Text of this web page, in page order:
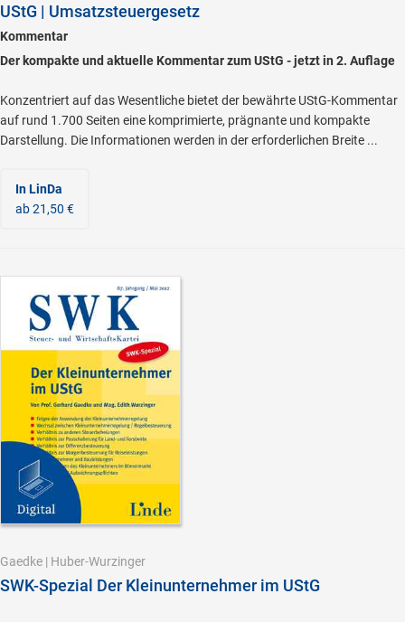
UStG | Umsatzsteuergesetz
Kommentar
Der kompakte und aktuelle Kommentar zum UStG - jetzt in 2. Auflage
Konzentriert auf das Wesentliche bietet der bewährte UStG-Kommentar
auf rund 1.700 Seiten eine komprimierte, prägnante und kompakte
Darstellung. Die Informationen werden in der erforderlichen Breite ...
In LinDa
ab 21,50 €
Gaedke | Huber-Wurzinger
SWK-Spezial Der Kleinunternehmer im UStG